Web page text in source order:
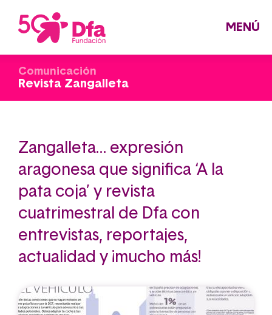
contenido
principal
MENÚ
Comunicación
Revista Zangalleta
Zangalleta… expresión
aragonesa que significa ‘A la
pata coja’ y revista
cuatrimestral de Dfa con
entrevistas, reportajes,
actualidad y ¡mucho más!